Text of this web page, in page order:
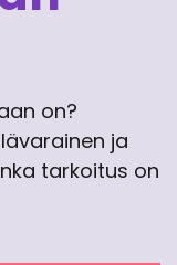
on?
ja
tarkoitus on